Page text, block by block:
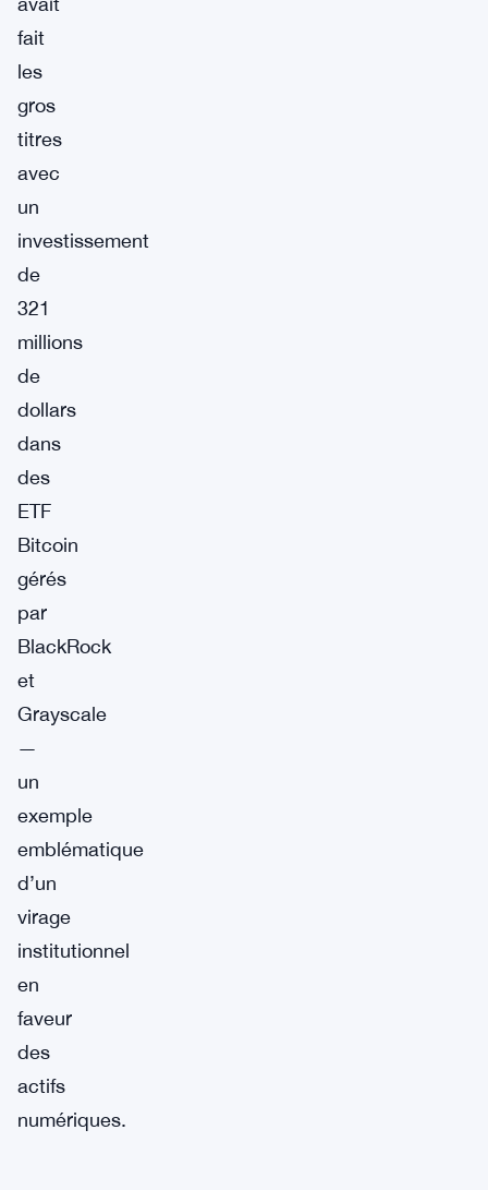
fait
les
gros
titres
avec
un
investissement
de
321
millions
de
dollars
dans
des
ETF
Bitcoin
gérés
par
BlackRock
et
Grayscale
—
un
exemple
emblématique
d’un
virage
institutionnel
en
faveur
des
actifs
numériques.